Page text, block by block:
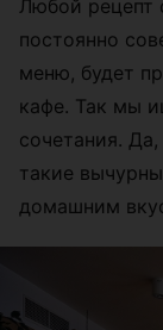
Любой рецепт
постоянно
меню, будет
кафе. Так мы
сочетания.
такие
домашним